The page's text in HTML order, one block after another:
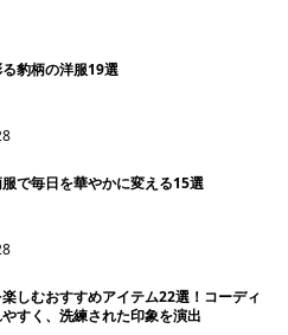
豹柄の洋服19選
で毎日を華やかに変える15選
しむおすすめアイテム22選！コーディ
すく、洗練された印象を演出